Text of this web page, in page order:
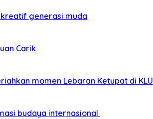
kreatif generasi muda
Carik
momen Lebaran Ketupat di KLU
budaya internasional